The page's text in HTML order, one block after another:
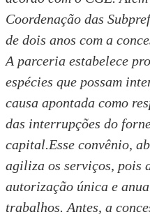
Coordenação das
de dois anos com a
A parceria estabelece
espécies que possam
causa apontada como
das interrupções do
capital.Esse convênio,
agiliza os serviços, pois
autorização única e
trabalhos. Antes, a